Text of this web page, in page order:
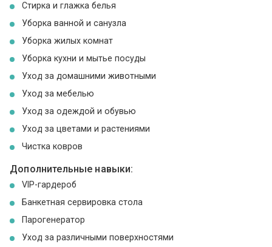
Стирка и глажка белья
Уборка ванной и санузла
Уборка жилых комнат
Уборка кухни и мытье посуды
Уход за домашними животными
Уход за мебелью
Уход за одеждой и обувью
Уход за цветами и растениями
Чистка ковров
Дополнительные навыки:
VIP-гардероб
Банкетная сервировка стола
Парогенератор
Уход за различными поверхностями